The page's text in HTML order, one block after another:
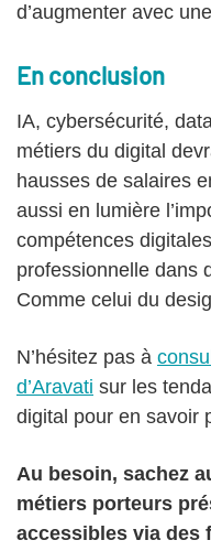
d’augmenter avec
En conclusion
IA, cybersécurité,
métiers du digital
hausses de salaires
aussi en lumière
compétences
professionnelle dans
Comme celui du
N’hésitez pas à
d’Aravati sur les
digital pour en savoir
Au besoin, sachez
métiers porteurs
accessibles via des